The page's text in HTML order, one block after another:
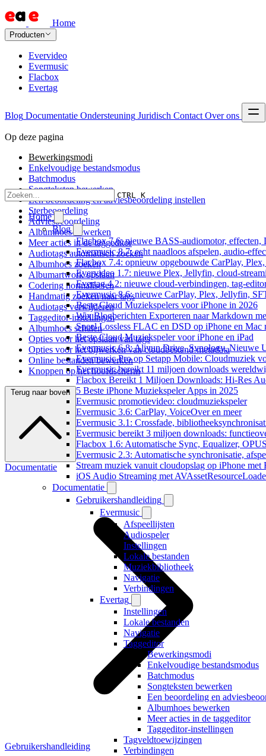
Home
Producten
Evervideo
Evermusic
Flacbox
Evertag
Blog Documentatie Ondersteuning Juridisch Contact Over ons
CTRL K
Home
Blog
Flacbox 7.6: nieuwe BASS-audiomotor, effecten,
Evermusic 8.7: echt naadloos afspelen, audio-
Flacbox 7.4: opnieuw opgebouwde CarPlay,
Evervideo 1.7: nieuwe Plex, Jellyfin, cloud-
Evertag 4.2: nieuwe cloud-verbindingen, tag-
Evermusic 8.6: nieuwe CarPlay, Plex, Jellyfin,
Beste Cloud Muziekspelers voor iPhone in 2026
Wix Blogberichten Exporteren naar Markdown
Speel Lossless FLAC en DSD op iPhone en Mac
Beste Cloud Muziekspeler voor iPhone en iPad
Evermusic 6.8: Aliyun Drive, Synology, Nieuwe
Evermusic Pro op Setapp Mobile: Cloudmuziek
Evermusic bereikt 11 miljoen downloads
Flacbox Bereikt 1 Miljoen Downloads: Hi-Res
5 Beste iPhone Muziekspeler Apps in 2025
Evermusic promotievideo: cloudmuziekspeler
Evermusic 3.6: CarPlay, VoiceOver en meer
Evermusic 3.1: Crossfade,
Evermusic bereikt 3 miljoen downloads:
Flacbox 1.6: Automatische Sync, Equalizer,
Evermusic 2.3: Automatische synchronisatie,
Stream muziek vanuit cloudopslag op iPhone met
iOS Audio Streaming met
Documentatie
Gebruikershandleiding
Evermusic
Afspeellijsten
Audiospeler
Instellingen
Lokale bestanden
Muziekbibliotheek
Navigatie
Verbindingen
Evertag
Instellingen
Lokale bestanden
Navigatie
Taggeditor
Bewerkingsmodi
Enkelvoudige bestandsmodus
Batchmodus
Songteksten bewerken
Een beoordeling en
Albumhoes bewerken
Meer acties in de taggeditor
Taggeditor-instellingen
Tagveldtoewijzingen
Verbindingen
Op deze pagina
Bewerkingsmodi
Enkelvoudige bestandsmodus
Batchmodus
Songteksten bewerken
Een beoordeling en adviesbeoordeling instellen
Sterbeoordeling
Adviesbeoordeling
Albumhoes bewerken
Meer acties in de taggeditor
Audiotags automatisch zoeken
Albumhoes zoeken
Albumartwork opslaan
Codering normaliseren
Handmatig zoeken naar tags
Audiotags verwijderen
Taggeditor-instellingen
Albumhoes schalen
Opties voor het opslaan van tags
Opties voor het bijwerken van cloudbestand-metadata
Online bestanden bewerken
Knoppen op het hoofdscherm
Terug naar boven
Documentatie
Gebruikershandleiding